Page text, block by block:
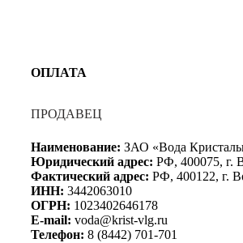
ОПЛАТА
ПРОДАВЕЦ
Наименование: ЗАО «Вода
Юридический адрес: РФ, 400075, г.
Фактический адрес: РФ, 400122, г.
ИНН: 3442063010
ОГРН: 1023402646178
E-mail: voda@krist-vlg.ru
Телефон: 8 (8442) 701-701